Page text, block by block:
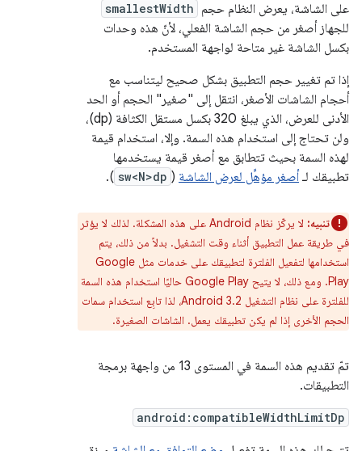
على الشاشة، يعرض النظام حجم smallestWidth
للجهاز أصغر من حجم الشاشة الفعلي، لأنّ هذه وحدات
بكسل الشاشة غير متاحة لواجهة المستخدم.
إذا تم تغيير حجم التطبيق بشكل صحيح ليتناسب مع
أحجام الشاشات الأصغر، انتقل إلى "صغير" الحجم أو الحد
الأدنى للعرض، الذي يبلغ 320 بكسل مستقل الكثافة (dp)،
ولن تحتاج إلى استخدام هذه السمة. وإلا، استخدام قيمة
لهذه السمة بحيث تتطابق مع أصغر قيمة يستخدمها
تطبيقك لـ أصغر مؤهِّل لعرض الشاشة (
sw<N>dp
).
تنبيه:
لا يركّز نظام Android على هذه المشكلة. لذلك لا يؤثر
في طريقة عمل التطبيق أثناء وقت التشغيل. بدلاً من ذلك، يتم
استخدامها لتفعيل الفلترة لتطبيقك على خدمات مثل Google
Play. ومع ذلك، لا يتيح Google Play حاليًا استخدام هذه السمة
للفلترة على نظام التشغيل Android 3.2، لذا تابِع استخدام سمات
الحجم الأخرى إذا لم يكن تطبيقك يعمل. الشاشات الصغيرة.
تمّ تقديم هذه السمة في المستوى 13 من واجهة برمجة
التطبيقات.
android:compatibleWidthLimitDp